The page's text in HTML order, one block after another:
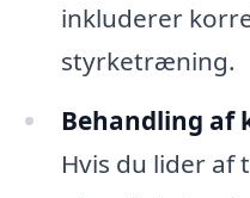
inkluderer
styrketræning.
Behandling af
Hvis du lider af